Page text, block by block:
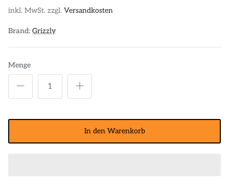
inkl. MwSt. zzgl. Versandkosten
Brand: Grizzly
Menge
In den Warenkorb